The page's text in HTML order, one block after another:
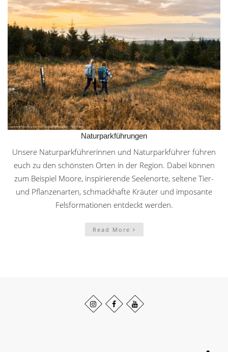
Naturparkführungen
Unsere Naturparkführerinnen und Naturparkführer führen
euch zu den schönsten Orten in der Region. Dabei können
zum Beispiel Moore, inspirierende Seelenorte, seltene Tier-
und Pflanzenarten, schmackhafte Kräuter und imposante
Felsformationen entdeckt werden.
Read More